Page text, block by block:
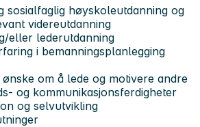
sosialfaglig høyskoleutdanning og
videreutdanning
eller lederutdanning
i bemanningsplanlegging
om å lede og motivere andre
og kommunikasjonsferdigheter
og selvutvikling